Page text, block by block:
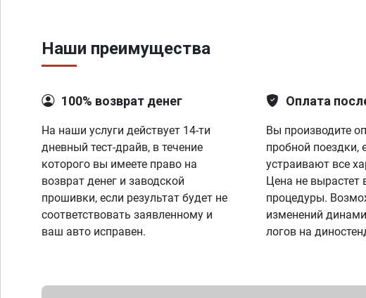
Наши преимущества
100% возврат денег
На наши услуги действует 14-ти
дневный тест-драйв, в течение
которого вы имеете право на
возврат денег и заводской
прошивки, если результат будет не
соответствовать заявленному и
ваш авто исправен.
Оплата
Вы производите
пробной поездки,
устраивают все
Цена не вырастет
процедуры.
изменений
логов на